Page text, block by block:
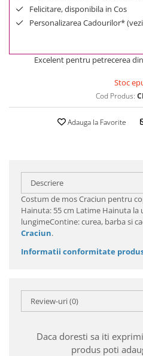
Felicitare, disponibila in Cos
Personalizarea Cadourilor*
Excelent pentru petrecerea
Stoc
Cod Produs:
Adauga la Favorite
Descriere
Costum de mos Craciun pentru
Hainuta: 55 cm Latime Hainuta la
lungimeContine: curea, barba si
Craciun.
Informatii conformitate
Review-uri(0)
Daca doresti sa iti
produs poti